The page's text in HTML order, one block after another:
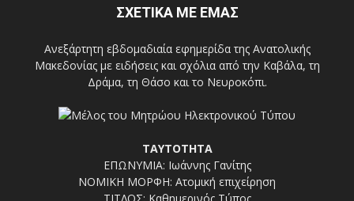
ΣΧΕΤΙΚΑ ΜΕ ΕΜΑΣ
Ανεξάρτητη εβδομαδιαία εφημερίδα της Ανατολικής
Μακεδονίας με ειδήσεις και σχόλια από την Καβάλα, τη
Δράμα, τη Θάσο και το Νευροκόπι.
ΤΑΥΤΟΤΗΤΑ
ΕΠΩΝΥΜΙΑ: Ιωάννης Γανίτης
ΝΟΜΙΚΗ ΜΟΡΦΗ: Ατομική επιχείρηση